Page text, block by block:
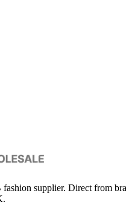
supplier. Direct from